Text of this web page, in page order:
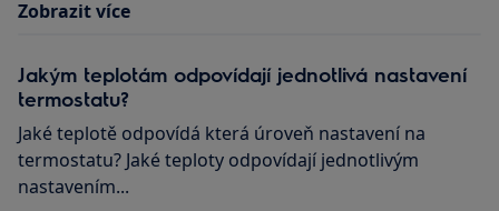
Zobrazit více
Jakým teplotám odpovídají jednotlivá nastavení
termostatu?
Jaké teplotě odpovídá která úroveň nastavení na
termostatu? Jaké teploty odpovídají jednotlivým
nastavením...